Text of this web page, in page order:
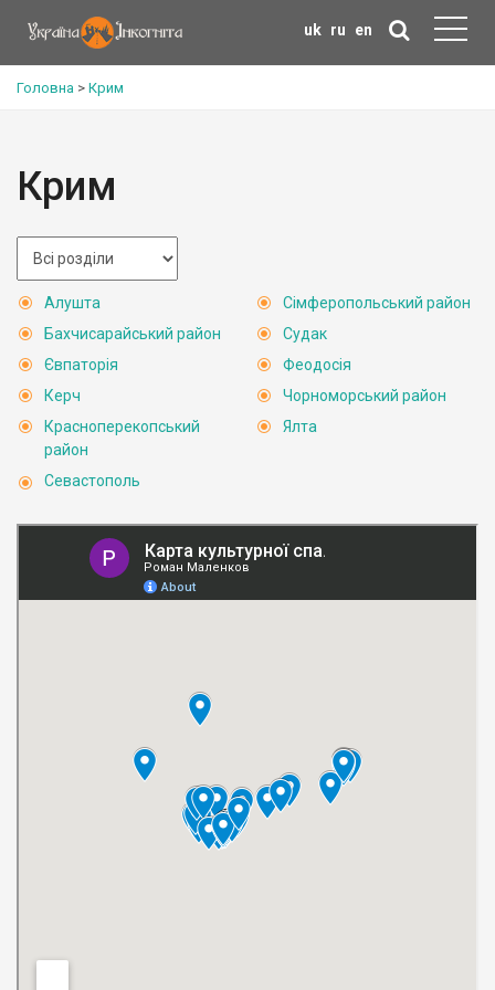
uk ru en
Головна > Крим
Крим
Алушта
Бахчисарайський район
Євпаторія
Керч
Красноперекопський
район
Севастополь
Сімферопольський район
Судак
Феодосія
Чорноморський район
Ялта